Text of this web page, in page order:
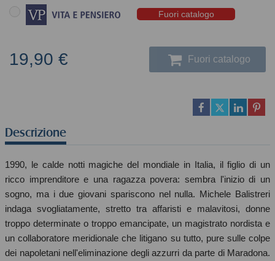
Fuori catalogo
19,90 € Fuori catalogo
Descrizione
1990, le calde notti magiche del mondiale in Italia, il figlio di un
ricco imprenditore e una ragazza povera: sembra l'inizio di un
sogno, ma i due giovani spariscono nel nulla. Michele Balistreri
indaga svogliatamente, stretto tra affaristi e malavitosi, donne
troppo determinate o troppo emancipate, un magistrato nordista e
un collaboratore meridionale che litigano su tutto, pure sulle colpe
dei napoletani nell'eliminazione degli azzurri da parte di Maradona.